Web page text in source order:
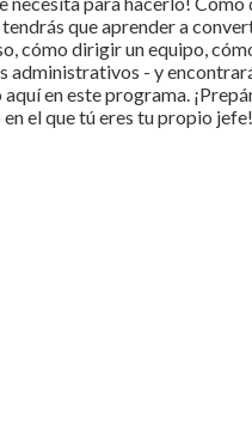
que aprender a
cómo dirigir un equipo,
administrativos - y
en este programa.
el que tú eres tu propio jefe!